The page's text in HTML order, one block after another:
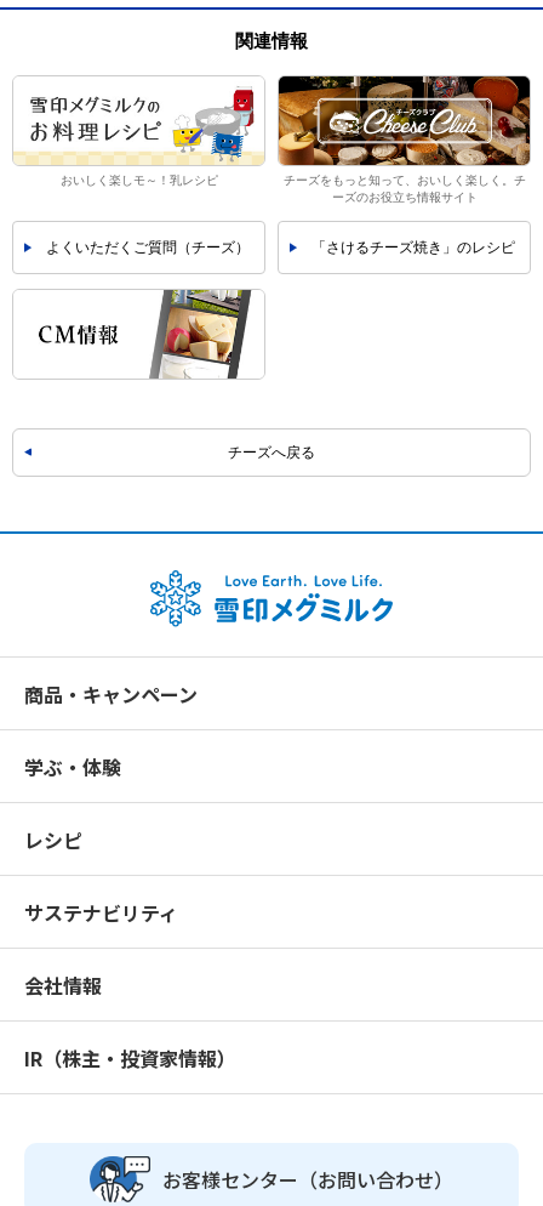
関連情報
おいしく楽しモ～！乳レシピ
チーズをもっと知って、おいしく楽しく。チ
ーズのお役立ち情報サイト
よくいただくご質問（チーズ） 「さけるチーズ焼き」のレシピ
チーズへ戻る
商品・キャンペーン
学ぶ・体験
レシピ
サステナビリティ
会社情報
IR（株主・投資家情報）
お客様センター （お問い合わせ）